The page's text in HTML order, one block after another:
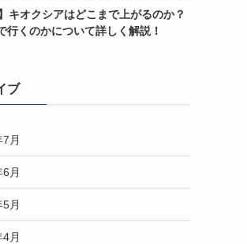
キオクシアはどこまで上がるのか？
行くのかについて詳しく解説！
ブ
月
月
月
月